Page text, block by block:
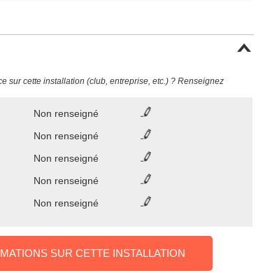
sur cette installation (club, entreprise, etc.) ? Renseignez
Non renseigné
Non renseigné
Non renseigné
Non renseigné
Non renseigné
SUR CETTE INSTALLATION